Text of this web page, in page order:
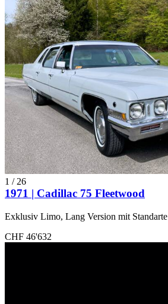
1 / 26
1971 | Cadillac 75 Fleetwood
Exklusiv Limo, Lang Version mit Standarte
CHF 46'632